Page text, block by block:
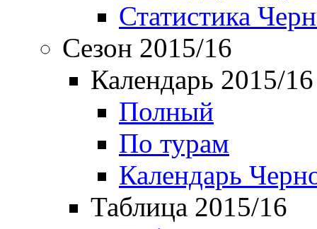
Статистика
Сезон 2015/16
Календарь 2015/16
Полный
По турам
Календарь
Таблица 2015/16